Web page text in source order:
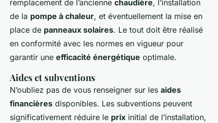
remplacement de l’ancienne chaudière, l’installation
de la pompe à chaleur, et éventuellement la mise en
place de panneaux solaires. Le tout doit être réalisé
en conformité avec les normes en vigueur pour
garantir une efficacité énergétique optimale.
Aides et subventions
N’oubliez pas de vous renseigner sur les aides
financières disponibles. Les subventions peuvent
significativement réduire le prix initial de l’installation,